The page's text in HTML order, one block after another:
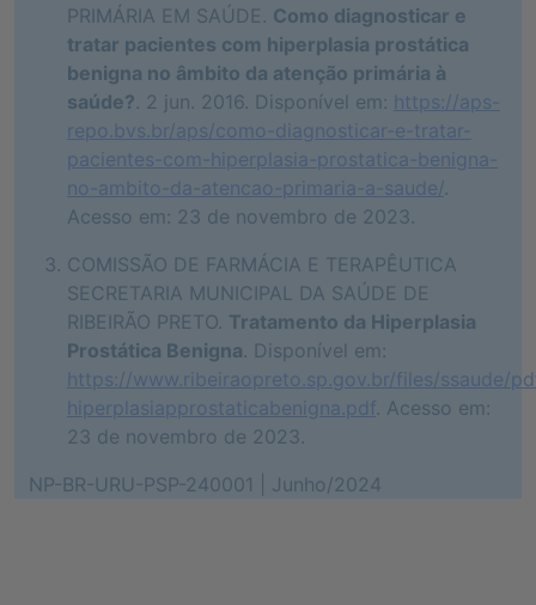
PRIMÁRIA EM SAÚDE. Como diagnosticar e
tratar pacientes com hiperplasia prostática
benigna no âmbito da atenção primária à
saúde?. 2 jun. 2016. Disponível em: https://aps-
repo.bvs.br/aps/como-diagnosticar-e-tratar-
pacientes-com-hiperplasia-prostatica-benigna-
no-ambito-da-atencao-primaria-a-saude/.
Acesso em: 23 de novembro de 2023.
COMISSÃO DE FARMÁCIA E TERAPÊUTICA
SECRETARIA MUNICIPAL DA SAÚDE DE
RIBEIRÃO PRETO. Tratamento da Hiperplasia
Prostática Benigna. Disponível em:
https://www.ribeiraopreto.sp.gov.br/files/ssaude/
hiperplasiapprostaticabenigna.pdf. Acesso em:
23 de novembro de 2023.
NP-BR-URU-PSP-240001 | Junho/2024